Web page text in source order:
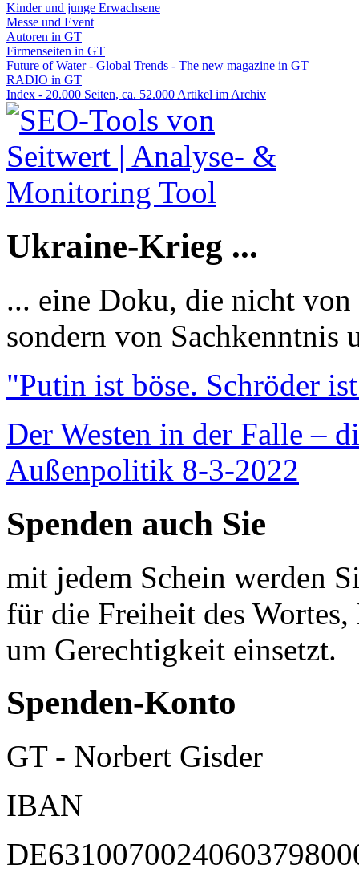
Kinder und junge Erwachsene
Messe und Event
Autoren in GT
Firmenseiten in GT
Future of Water - Global Trends - The new magazine in GT
RADIO in GT
Index - 20.000 Seiten, ca. 52.000 Artikel im Archiv
Ukraine-Krieg ...
... eine Doku, die nicht
sondern von Sachkenntnis
"Putin ist böse. Schröder
Der Westen in der Falle –
Außenpolitik 8-3-2022
Spenden auch Sie
mit jedem Schein werden
für die Freiheit des
um Gerechtigkeit einsetzt.
Spenden-Konto
GT - Norbert Gisder
IBAN